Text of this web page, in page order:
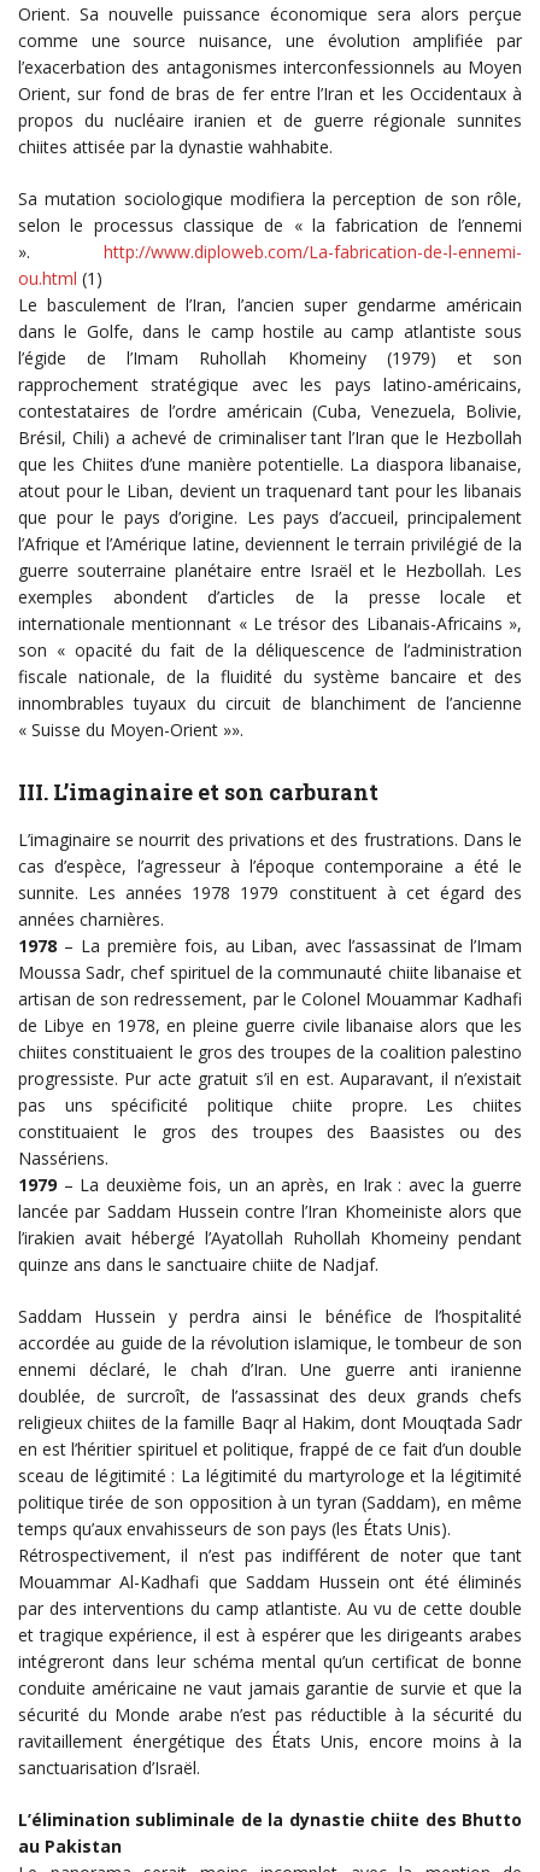
Orient. Sa nouvelle puissance économique sera alors perçue
comme une source nuisance, une évolution amplifiée par
l’exacerbation des antagonismes interconfessionnels au Moyen
Orient, sur fond de bras de fer entre l’Iran et les Occidentaux à
propos du nucléaire iranien et de guerre régionale sunnites
chiites attisée par la dynastie wahhabite.
Sa mutation sociologique modifiera la perception de son rôle,
selon le processus classique de « la fabrication de l’ennemi
». http://www.diploweb.com/La-fabrication-de-l-ennemi-
ou.html (1)
Le basculement de l’Iran, l’ancien super gendarme américain
dans le Golfe, dans le camp hostile au camp atlantiste sous
l’égide de l’Imam Ruhollah Khomeiny (1979) et son
rapprochement stratégique avec les pays latino-américains,
contestataires de l’ordre américain (Cuba, Venezuela, Bolivie,
Brésil, Chili) a achevé de criminaliser tant l’Iran que le Hezbollah
que les Chiites d’une manière potentielle. La diaspora libanaise,
atout pour le Liban, devient un traquenard tant pour les libanais
que pour le pays d’origine. Les pays d’accueil, principalement
l’Afrique et l’Amérique latine, deviennent le terrain privilégié de la
guerre souterraine planétaire entre Israël et le Hezbollah. Les
exemples abondent d’articles de la presse locale et
internationale mentionnant « Le trésor des Libanais-Africains »,
son « opacité du fait de la déliquescence de l’administration
fiscale nationale, de la fluidité du système bancaire et des
innombrables tuyaux du circuit de blanchiment de l’ancienne
« Suisse du Moyen-Orient »».
III. L’imaginaire et son carburant
L’imaginaire se nourrit des privations et des frustrations. Dans le
cas d’espèce, l’agresseur à l’époque contemporaine a été le
sunnite. Les années 1978 1979 constituent à cet égard des
années charnières.
1978 – La première fois, au Liban, avec l’assassinat de l’Imam
Moussa Sadr, chef spirituel de la communauté chiite libanaise et
artisan de son redressement, par le Colonel Mouammar Kadhafi
de Libye en 1978, en pleine guerre civile libanaise alors que les
chiites constituaient le gros des troupes de la coalition palestino
progressiste. Pur acte gratuit s’il en est. Auparavant, il n’existait
pas uns spécificité politique chiite propre. Les chiites
constituaient le gros des troupes des Baasistes ou des
Nassériens.
1979 – La deuxième fois, un an après, en Irak : avec la guerre
lancée par Saddam Hussein contre l’Iran Khomeiniste alors que
l’irakien avait hébergé l’Ayatollah Ruhollah Khomeiny pendant
quinze ans dans le sanctuaire chiite de Nadjaf.
Saddam Hussein y perdra ainsi le bénéfice de l’hospitalité
accordée au guide de la révolution islamique, le tombeur de son
ennemi déclaré, le chah d’Iran. Une guerre anti iranienne
doublée, de surcroît, de l’assassinat des deux grands chefs
religieux chiites de la famille Baqr al Hakim, dont Mouqtada Sadr
en est l’héritier spirituel et politique, frappé de ce fait d’un double
sceau de légitimité : La légitimité du martyrologe et la légitimité
politique tirée de son opposition à un tyran (Saddam), en même
temps qu’aux envahisseurs de son pays (les États Unis).
Rétrospectivement, il n’est pas indifférent de noter que tant
Mouammar Al-Kadhafi que Saddam Hussein ont été éliminés
par des interventions du camp atlantiste. Au vu de cette double
et tragique expérience, il est à espérer que les dirigeants arabes
intégreront dans leur schéma mental qu’un certificat de bonne
conduite américaine ne vaut jamais garantie de survie et que la
sécurité du Monde arabe n’est pas réductible à la sécurité du
ravitaillement énergétique des États Unis, encore moins à la
sanctuarisation d’Israël.
L’élimination subliminale de la dynastie chiite des Bhutto
au Pakistan